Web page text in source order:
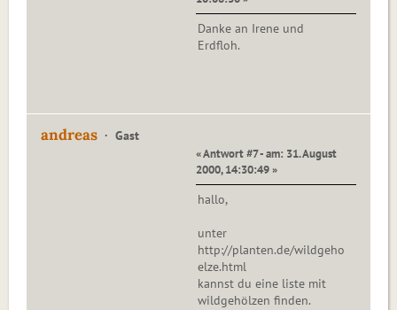
Danke an Irene und
Erdfloh.
andreas Gast
« Antwort #7 - am: 31. August
2000, 14:30:49 »
hallo,
unter
http://planten.de/wildgeho
elze.html
kannst du eine liste mit
wildgehölzen finden.